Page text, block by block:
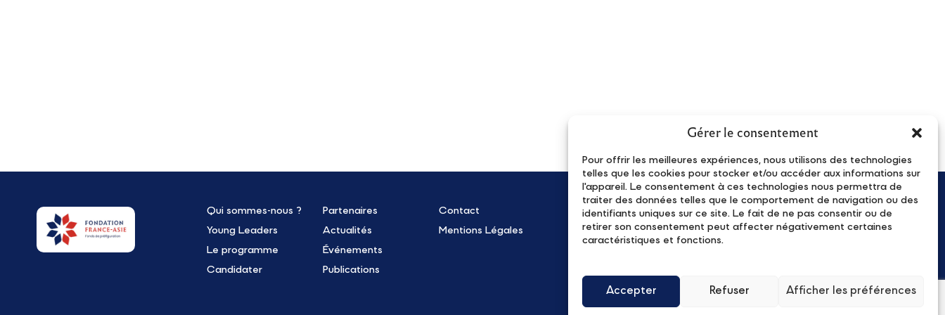
Gérer le consentement
Pour offrir les meilleures expériences, nous utilisons des technologies
telles que les cookies pour stocker et/ou accéder aux informations sur
l'appareil. Le consentement à ces technologies nous permettra de
traiter des données telles que le comportement de navigation ou des
identifiants uniques sur ce site. Le fait de ne pas consentir ou de
retirer son consentement peut affecter négativement certaines
caractéristiques et fonctions.
Accepter Refuser Afficher les préférences
Qui sommes-nous ?
Young Leaders
Le programme
Candidater
Partenaires
Actualités
Événements
Publications
Contact
Mentions Légales
Recevez notre lettre d'information